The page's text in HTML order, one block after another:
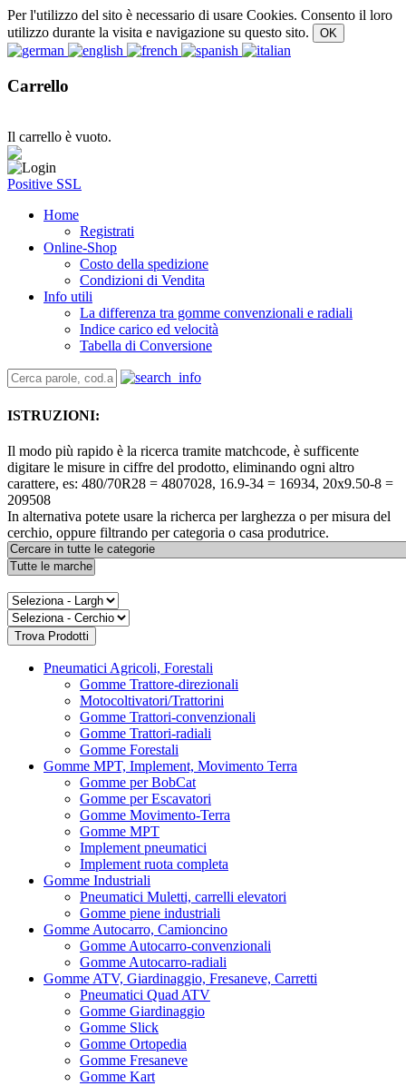
Per l'utilizzo del sito è necessario di usare Cookies. Consento il loro
utilizzo durante la visita e navigazione su questo sito.
Carrello
Il carrello è vuoto.
Positive SSL
Home
Registrati
Online-Shop
Costo della spedizione
Condizioni di Vendita
Info utili
La differenza tra gomme convenzionali e radiali
Indice carico ed velocità
Tabella di Conversione
ISTRUZIONI:
Il modo più rapido è la ricerca tramite matchcode, è sufficente
digitare le misure in ciffre del prodotto, eliminando ogni altro
carattere, es: 480/70R28 = 4807028, 16.9-34 = 16934, 20x9.50-8 =
209508
In alternativa potete usare la richerca per larghezza o per misura del
cerchio, oppure filtrando per categoria o casa produtrice.
Pneumatici Agricoli, Forestali
Gomme Trattore-direzionali
Motocoltivatori/Trattorini
Gomme Trattori-convenzionali
Gomme Trattori-radiali
Gomme Forestali
Gomme MPT, Implement, Movimento Terra
Gomme per BobCat
Gomme per Escavatori
Gomme Movimento-Terra
Gomme MPT
Implement pneumatici
Implement ruota completa
Gomme Industriali
Pneumatici Muletti, carrelli elevatori
Gomme piene industriali
Gomme Autocarro, Camioncino
Gomme Autocarro-convenzionali
Gomme Autocarro-radiali
Gomme ATV, Giardinaggio, Fresaneve, Carretti
Pneumatici Quad ATV
Gomme Giardinaggio
Gomme Slick
Gomme Ortopedia
Gomme Fresaneve
Gomme Kart